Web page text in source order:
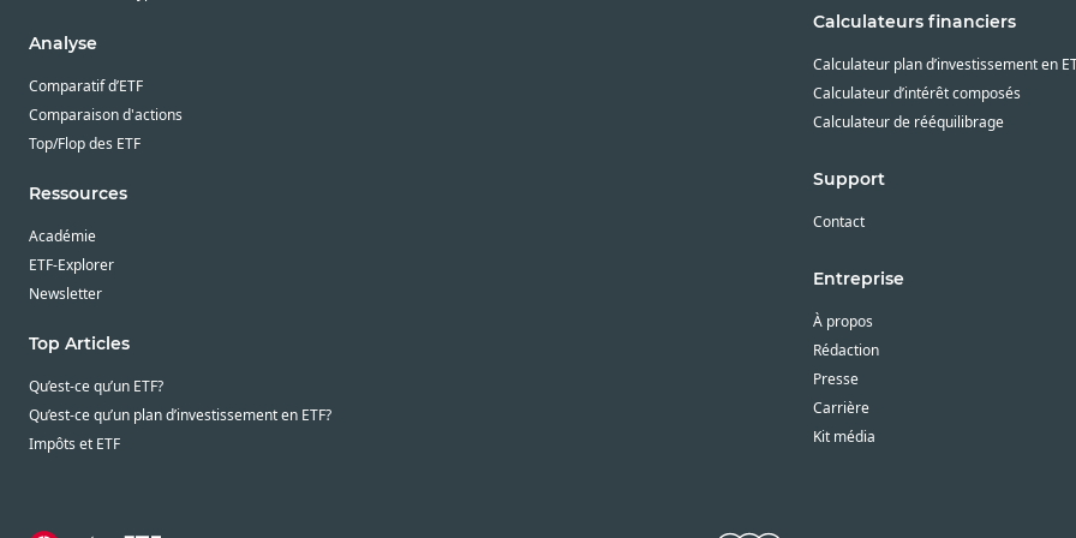
Analyse
Comparatif d’ETF
Comparaison d'actions
Top/Flop des ETF
Ressources
Académie
ETF-Explorer
Newsletter
Top Articles
Qu’est-ce qu’un ETF?
Qu’est-ce qu’un plan d’investissement en ETF?
Impôts et ETF
Calculateurs financiers
Calculateur plan d’investissement en
Calculateur d’intérêt composés
Calculateur de rééquilibrage
Support
Contact
Entreprise
À propos
Rédaction
Presse
Carrière
Kit média